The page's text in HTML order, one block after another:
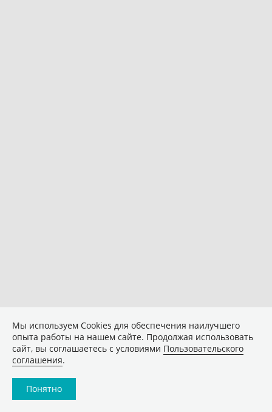
Мы используем Сookies для обеспечения наилучшего
опыта работы на нашем сайте. Продолжая использовать
сайт, вы соглашаетесь с условиями Пользовательского
соглашения.
Понятно